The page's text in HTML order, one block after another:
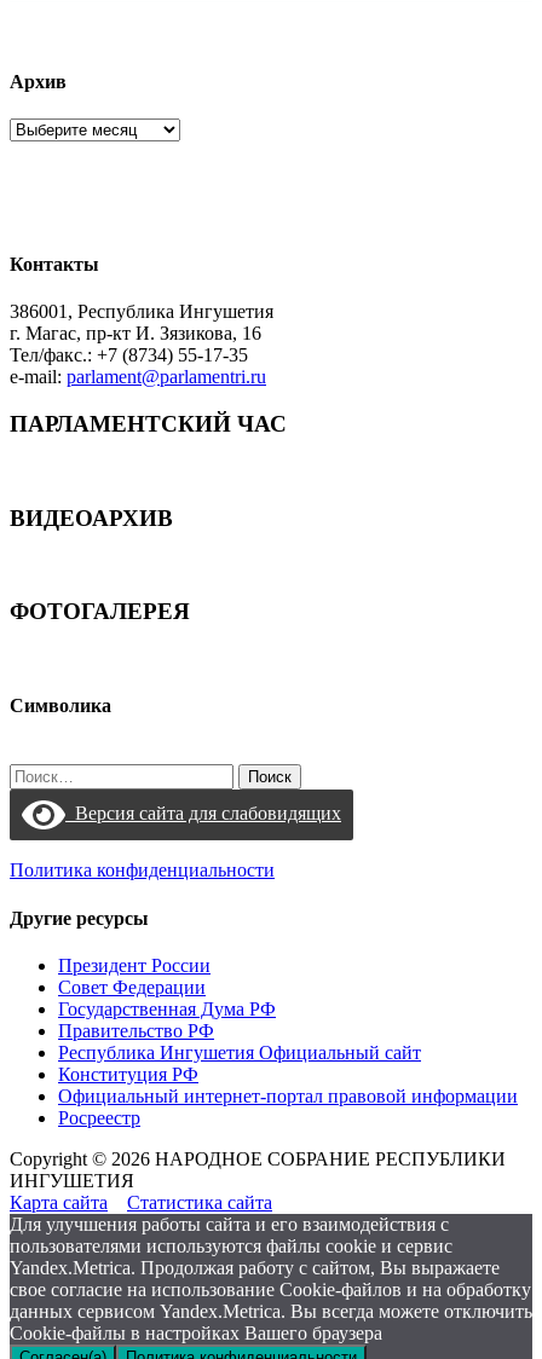
Архив
Архив
Контакты
386001, Республика Ингушетия
г. Магас, пр-кт И. Зязикова, 16
Тел/факс.: +7 (8734) 55-17-35
e-mail: parlament@parlamentri.ru
ПАРЛАМЕНТСКИЙ ЧАС
ВИДЕОАРХИВ
ФОТОГАЛЕРЕЯ
Символика
Найти:
Версия сайта для слабовидящих
Политика конфиденциальности
Другие ресурсы
Президент России
Совет Федерации
Государственная Дума РФ
Правительство РФ
Республика Ингушетия Официальный сайт
Конституция РФ
Официальный интернет-портал правовой информации
Росреестр
Copyright © 2026 НАРОДНОЕ СОБРАНИЕ РЕСПУБЛИКИ
ИНГУШЕТИЯ
Карта сайта
Статистика сайта
Для улучшения работы сайта и его взаимодействия с
пользователями используются файлы cookie и сервис
Yandex.Metrica. Продолжая работу с сайтом, Вы выражаете
свое согласие на использование Cookie-файлов и на обработку
данных сервисом Yandex.Metrica. Вы всегда можете отключить
Cookie-файлы в настройках Вашего браузера